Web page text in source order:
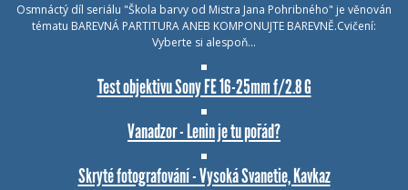
Osmnáctý díl seriálu "Škola barvy od Mistra Jana Pohribného" je věnován
tématu BAREVNÁ PARTITURA ANEB KOMPONUJTE BAREVNĚ.Cvičení:
Vyberte si alespoň…
Test objektivu Sony FE 16-25mm f/2.8 G
Vanadzor - Lenin je tu pořád?
Skryté fotografování - Vysoká Svanetie, Kavkaz